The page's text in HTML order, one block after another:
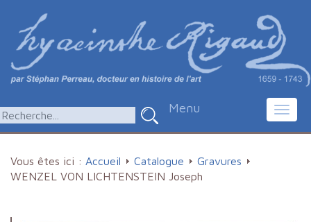
Menu
Vous êtes ici : Accueil Catalogue
Gravures
WENZEL VON LICHTENSTEIN Joseph